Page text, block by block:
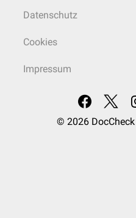
Datenschutz
Cookies
Impressum
© 2026